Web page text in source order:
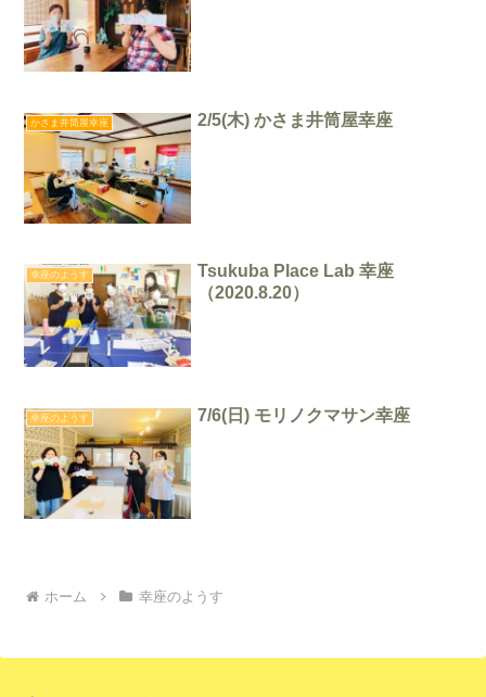
かさま井筒屋幸座 2/5(木) かさま井筒屋幸座
幸座のようす
Tsukuba Place Lab 幸座
（2020.8.20）
幸座のようす 7/6(日) モリノクマサン幸座
ホーム 幸座のようす